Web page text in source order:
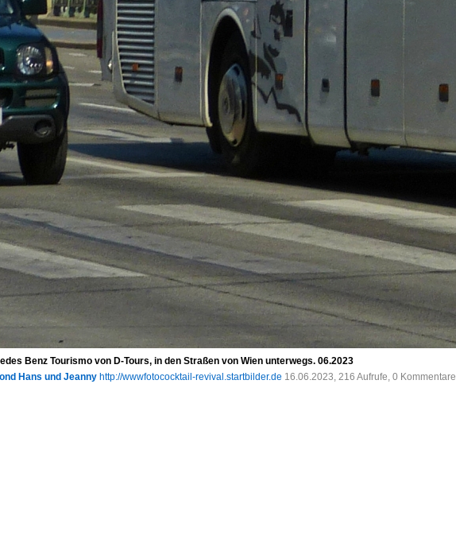
Benz Tourismo von D-Tours, in den Straßen von Wien unterwegs. 06.2023
Hans und Jeanny http://wwwfotococktail-revival.startbilder.de 16.06.2023, 216 Aufrufe, 0 Kommentare